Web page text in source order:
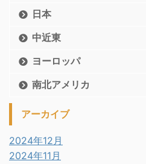
日本
中近東
ヨーロッパ
南北アメリカ
アーカイブ
2024年12月
2024年11月